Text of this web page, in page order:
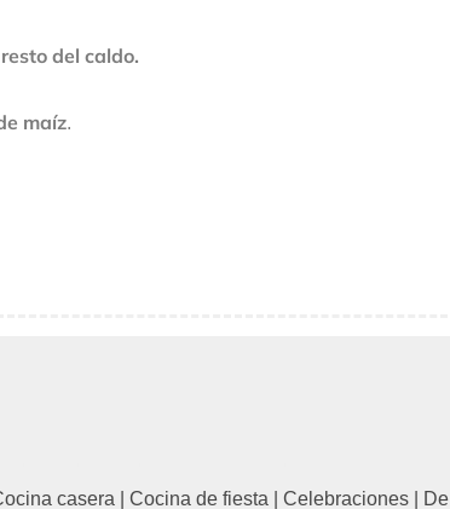
del caldo.
maíz.
casera Cocina de fiesta Celebraciones
De